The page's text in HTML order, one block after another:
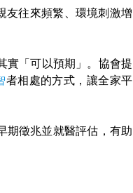
友往來頻繁、環境刺激增
實「可以預期」。協會提
者相處的方式，讓全家平
期徵兆並就醫評估，有助